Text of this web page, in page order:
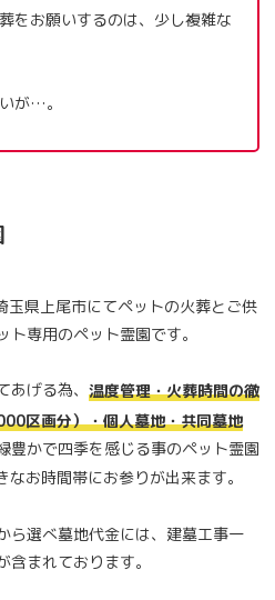
をお願いするのは、少し複雑な
が…。
県上尾市にてペットの火葬とご供
専用のペット霊園です。
げる為、 温度管理・火葬時間の徹
区画分）・個人墓地・共同墓地
豊かで四季を感じる事のペット霊園
お時間帯にお参りが出来ます。
ら選べ墓地代金には、建墓工事一
まれております。